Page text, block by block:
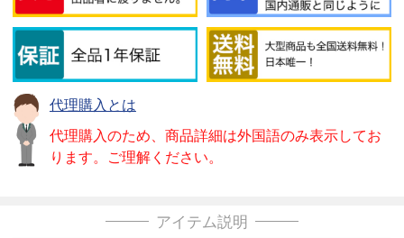
代理購入とは
代理購入のため、商品詳細は外国語のみ表示してお
ります。ご理解ください。
アイテム説明